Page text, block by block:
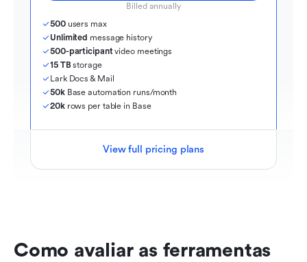
Billed annually
500 users max
Unlimited message history
500-participant video meetings
15 TB storage
Lark Docs & Mail
50k Base automation runs/month
20k rows per table in Base
View full pricing plans
Como avaliar as ferramentas